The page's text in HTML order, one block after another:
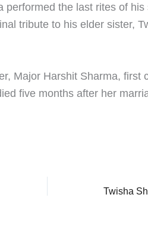
performed the last rites of his
tribute to his elder sister,
Major Harshit Sharma, first
five months after her